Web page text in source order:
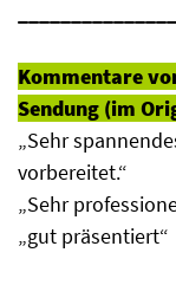
Kommentare
Sendung (im
„Sehr
vorbereitet.“
„Sehr
„gut präsentiert“